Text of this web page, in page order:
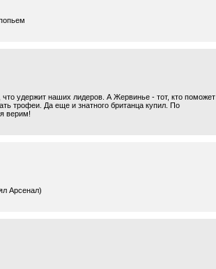
удержит наших лидеров. А Жервинье - тот, кто поможет
трофеи. Да еще и знатного британца купил. По
верим!
Арсенал)